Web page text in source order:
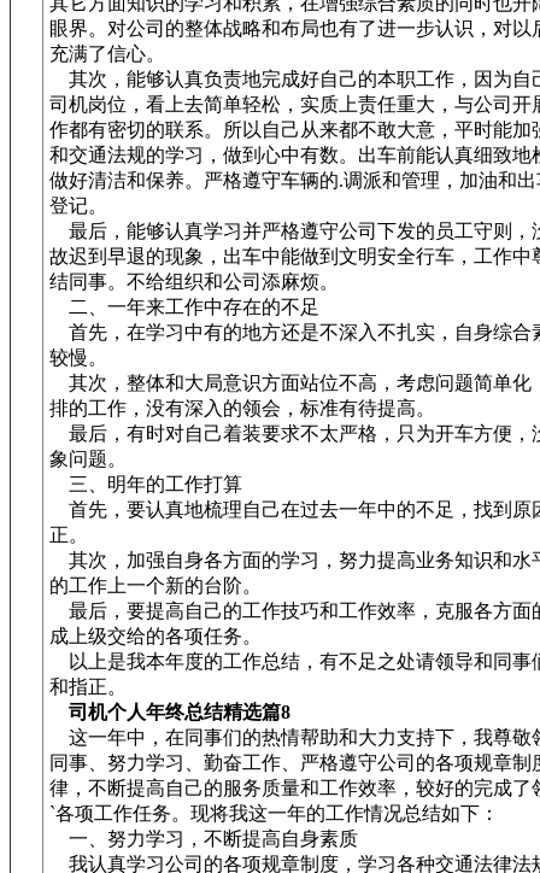
眼界。对公司的整体战略和布局也有了进一步认识，对以
充满了信心。
其次，能够认真负责地完成好自己的本职工作，因为自
司机岗位，看上去简单轻松，实质上责任重大，与公司开
作都有密切的联系。所以自己从来都不敢大意，平时能加
和交通法规的学习，做到心中有数。出车前能认真细致地
做好清洁和保养。严格遵守车辆的.调派和管理，加油和
登记。
最后，能够认真学习并严格遵守公司下发的员工守则，
故迟到早退的现象，出车中能做到文明安全行车，工作中
结同事。不给组织和公司添麻烦。
二、一年来工作中存在的不足
首先，在学习中有的地方还是不深入不扎实，自身综合
较慢。
其次，整体和大局意识方面站位不高，考虑问题简单化
排的工作，没有深入的领会，标准有待提高。
最后，有时对自己着装要求不太严格，只为开车方便，
象问题。
三、明年的工作打算
首先，要认真地梳理自己在过去一年中的不足，找到原
正。
其次，加强自身各方面的学习，努力提高业务知识和水
的工作上一个新的台阶。
最后，要提高自己的工作技巧和工作效率，克服各方面
成上级交给的各项任务。
以上是我本年度的工作总结，有不足之处请领导和同事
和指正。
司机个人年终总结精选篇8
这一年中，在同事们的热情帮助和大力支持下，我尊敬
同事、努力学习、勤奋工作、严格遵守公司的各项规章制
律，不断提高自己的服务质量和工作效率，较好的完成了
`各项工作任务。现将我这一年的工作情况总结如下：
一、努力学习，不断提高自身素质
我认真学习公司的各项规章制度，学习各种交通法律法